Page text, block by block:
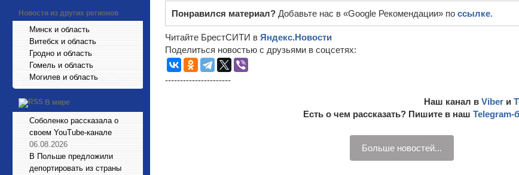
Новости из других регионов
Минск и область
Витебск и область
Гродно и область
Гомель и область
Могилев и область
В мире
Соболенко рассказала о
своем YouTube-канале
06.08.2026
В Польше предложили
депортировать из страны
Понравился материал? Добавьте нас в «Google Рекомендации» по ссылке.
Читайте БрестСИТИ в Яндекс.Новости
Поделиться новостью с друзьями в соцсетях:
----------------------
Наш канал в Viber и
Есть о чем рассказать? Пишите в наш Telegram-
Больше новостей...